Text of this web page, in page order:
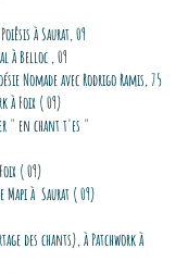
à Saurat, 09
à Belloc , 09
Nomade avec Rodrigo Ramis, 75
à Foix ( 09)
" en chant t'es "
( 09)
de Mapi à Saurat ( 09)
des chants), à Patchwork à